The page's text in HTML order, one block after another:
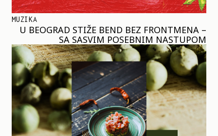
MUZIKA
U BEOGRAD STIŽE BEND BEZ FRONTMENA –
SA SASVIM POSEBNIM NASTUPOM